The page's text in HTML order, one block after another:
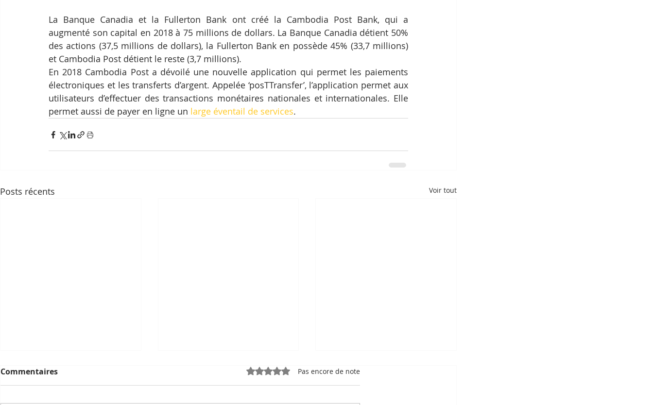
La Banque Canadia et la Fullerton Bank ont ​​créé la Cambodia Post Bank, qui a
augmenté son capital en 2018 à 75 millions de dollars. La Banque Canadia détient 50%
des actions (37,5 millions de dollars), la Fullerton Bank en possède 45% (33,7 millions)
et Cambodia Post détient le reste (3,7 millions).
En 2018 Cambodia Post a dévoilé une nouvelle application qui permet les paiements
électroniques et les transferts d’argent. Appelée ‘posTTransfer’, l’application permet aux
utilisateurs d’effectuer des transactions monétaires nationales et internationales. Elle
permet aussi de payer en ligne un large éventail de services.
Posts récents Voir tout
Commentaires Noté 0 étoile sur 5.Pas encore de note